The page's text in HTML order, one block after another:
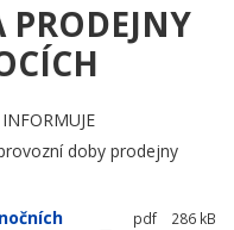
doby prodejny
pdf 286 kB